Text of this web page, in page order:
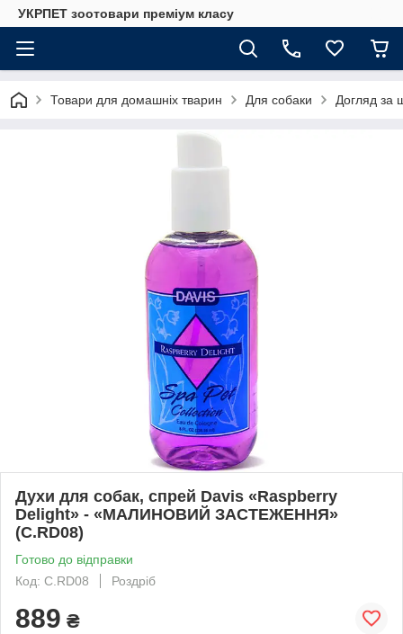
УКРПЕТ зоотовари преміум класу
Товари для домашніх тварин Для собаки Догляд за
Духи для собак, спрей Davis «Raspberry
Delight» - «МАЛИНОВИЙ ЗАСТЕЖЕННЯ»
(C.RD08)
Готово до відправки
Код: C.RD08
Роздріб
889 ₴